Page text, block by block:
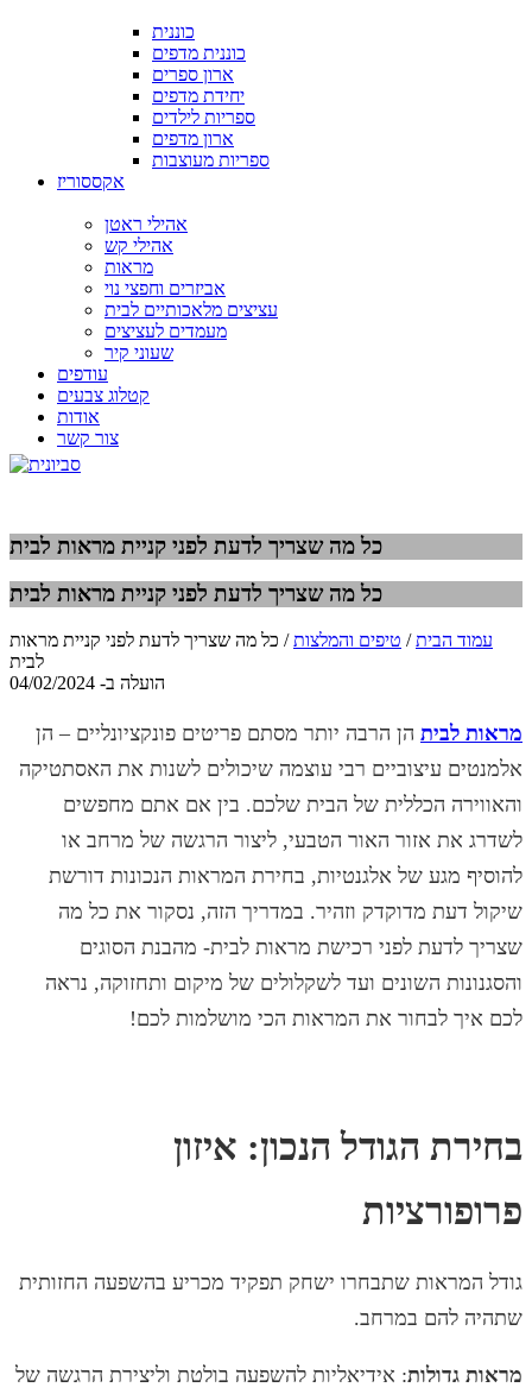
כוננית
כוננית מדפים
ארון ספרים
יחידת מדפים
ספריות לילדים
ארון מדפים
ספריות מעוצבות
אקססוריז
אהילי ראטן
אהילי קש
מראות
אביזרים וחפצי נוי
עציצים מלאכותיים לבית
מעמדים לעציצים
שעוני קיר
עודפים
קטלוג צבעים
אודות
צור קשר
כל מה שצריך לדעת לפני קניית מראות לבית
כל מה שצריך לדעת לפני קניית מראות לבית
עמוד הבית/ טיפים והמלצות/ כל מה שצריך לדעת לפני קניית מראות
לבית
הועלה ב- 04/02/2024
מראות לבית הן הרבה יותר מסתם פריטים פונקציונליים – הן
אלמנטים עיצוביים רבי עוצמה שיכולים לשנות את האסתטיקה
והאווירה הכללית של הבית שלכם. בין אם אתם מחפשים
לשדרג את אזור האור הטבעי, ליצור הרגשה של מרחב או
להוסיף מגע של אלגנטיות, בחירת המראות הנכונות דורשת
שיקול דעת מדוקדק וזהיר. במדריך הזה, נסקור את כל מה
שצריך לדעת לפני רכישת מראות לבית- מהבנת הסוגים
והסגנונות השונים ועד לשקלולים של מיקום ותחזוקה, נראה
לכם איך לבחור את המראות הכי מושלמות לכם!
בחירת הגודל הנכון: איזון
פרופורציות
גודל המראות שתבחרו ישחק תפקיד מכריע בהשפעה החזותית
שתהיה להם במרחב.
מראות גדולות: אידיאליות להשפעה בולטת וליצירת הרגשה של